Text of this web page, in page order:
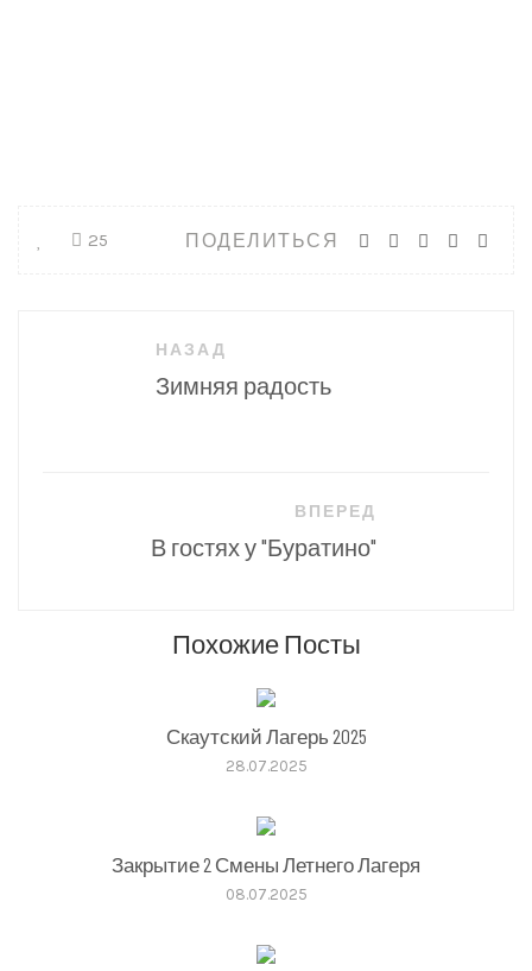
ПОДЕЛИТЬСЯ
25
НАЗАД
Зимняя радость
ВПЕРЕД
В гостях у "Буратино"
Похожие Посты
Скаутский Лагерь 2025
28.07.2025
Закрытие 2 Смены Летнего Лагеря
08.07.2025